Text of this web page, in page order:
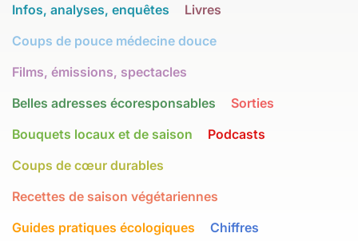
Infos, analyses, enquêtes
Livres
Coups de pouce médecine douce
Films, émissions, spectacles
Belles adresses écoresponsables
Sorties
Bouquets locaux et de saison
Podcasts
Coups de cœur durables
Recettes de saison végétariennes
Guides pratiques écologiques
Chiffres